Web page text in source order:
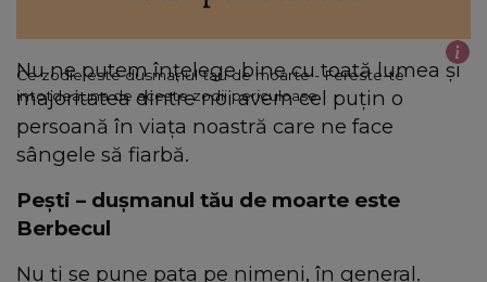
Ce zodie este dusmanul tau de moarte - Fereste-te
intotdeauna de aceste zodii periculoase
Nu ne putem înţelege bine cu toată lumea şi
majoritatea dintre noi avem cel puţin o
persoană în viaţa noastră care ne face
sângele să fiarbă.
Peşti – duşmanul tău de moarte este
Berbecul
Nu ţi se pune pata pe nimeni, în general.